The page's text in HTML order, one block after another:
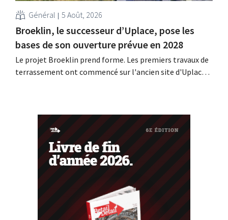
Général 5 Août, 2026
Broeklin, le successeur d’Uplace, pose les
bases de son ouverture prévue en 2028
Le projet Broeklin prend forme. Les premiers travaux de
terrassement ont commencé sur l'ancien site d'Uplace à